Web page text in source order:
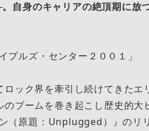
⾃⾝のキャリアの絶頂期に放
プルズ・センター２００１」
ック界を牽引し続けてきたエ
ブームを巻き起こし歴史的⼤
（原題：Unplugged）』のリ